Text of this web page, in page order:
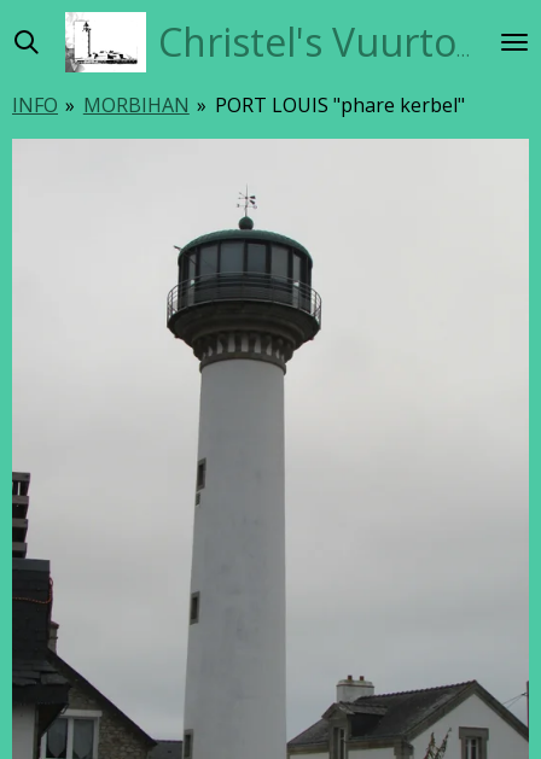
direct
de
hoofdinhoud
Christel's Vuurtorensite
INFO » MORBIHAN » PORT LOUIS "phare kerbel"